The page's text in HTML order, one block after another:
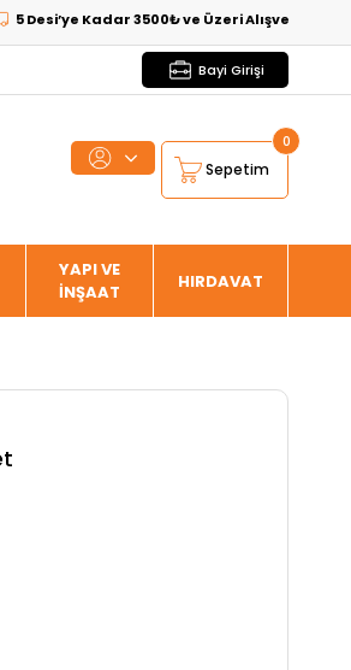
Kadar 3500₺ ve Üzeri Alışverişlerde
Bayi Girişi
Sepetim
0
YAPI VE
İNŞAAT
HIRDAVAT